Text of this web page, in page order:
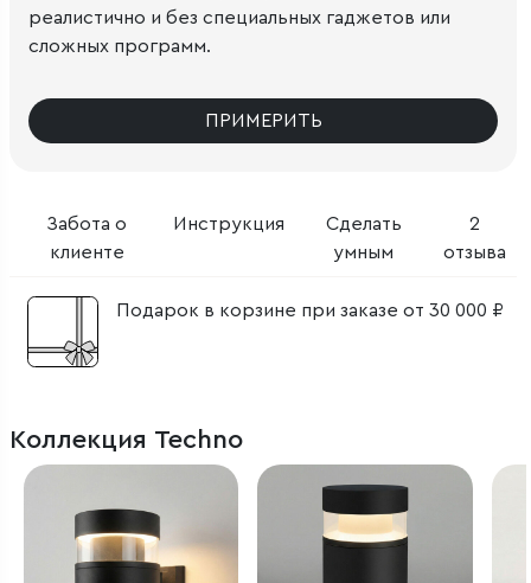
Забота о
клиенте
Инструкция
Сделать
умным
2
отзыва
Подарок в корзине при заказе от 30 000 ₽
реалистично и без специальных гаджетов или
сложных программ.
ПРИМЕРИТЬ
Коллекция Techno